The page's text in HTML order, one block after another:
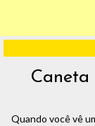
Quando você vê